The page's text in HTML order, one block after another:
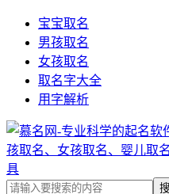
宝宝取名
男孩取名
女孩取名
取名字大全
用字解析